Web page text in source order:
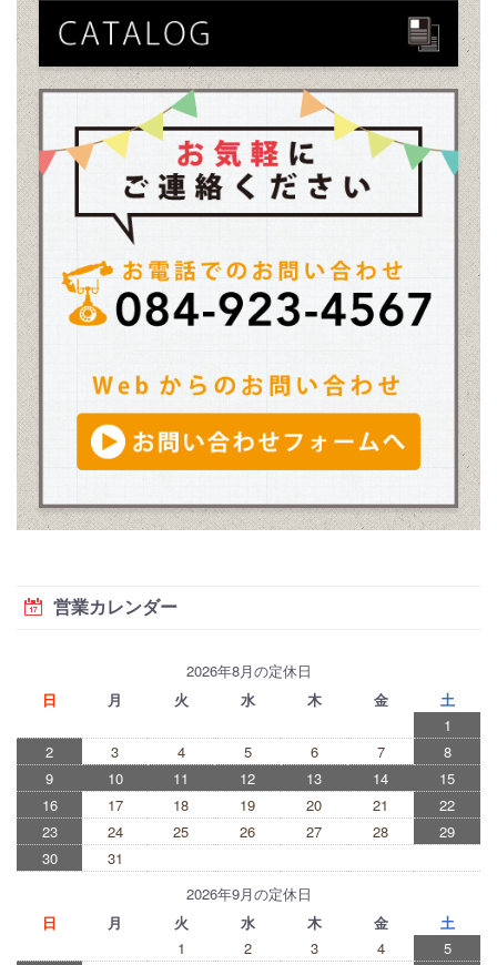
営業カレンダー
2026年8月の定休日
日
月 火 水 木 金
土
1
2
3 4 5 6 7
8
9
10 11 12 13 14
15
16
17 18 19 20 21
22
23
24 25 26 27 28
29
30
31
2026年9月の定休日
日
月 火 水 木 金
土
1
2 3 4
5